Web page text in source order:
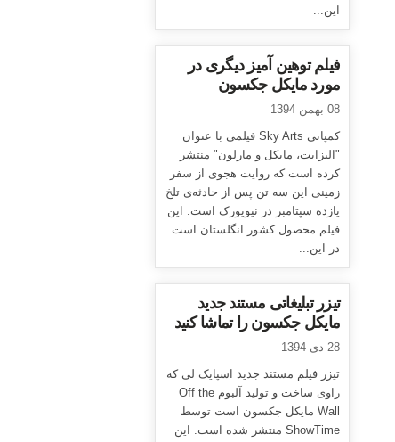
این...
فیلم توهین آمیز دیگری در
مورد مایکل جکسون
08 بهمن 1394
کمپانی Sky Arts فیلمی با عنوان
"الیزابت، مایکل و مارلون" منتشر
کرده است که روایت هجوی از سفر
زمینی این سه تن پس از حادثه‌ی تلخ
یازده سپتامبر در نیویورک است. این
فیلم محصول کشور انگلستان است.
در این...
تیزر تبلیغاتی مستند جدید
مایکل جکسون را تماشا کنید
28 دی 1394
تیزر فیلم مستند جدید اسپایک لی که
راوی ساخت و تولید آلبوم Off the
Wall مایکل جکسون است توسط
ShowTime منتشر شده است. این